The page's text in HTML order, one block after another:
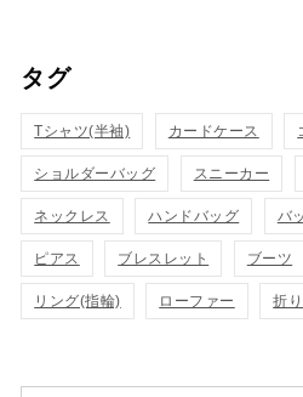
タグ
Tシャツ(半袖) カードケース
ショルダーバッグ スニーカー
ネックレス ハンドバッグ バ
ピアス ブレスレット ブーツ
リング(指輪) ローファー 折